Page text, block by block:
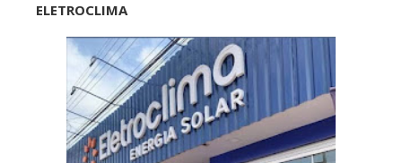
ELETROCLIMA